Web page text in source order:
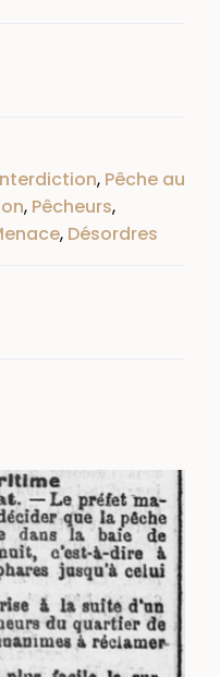
, Pêche au
, Pêcheurs,
, Désordres